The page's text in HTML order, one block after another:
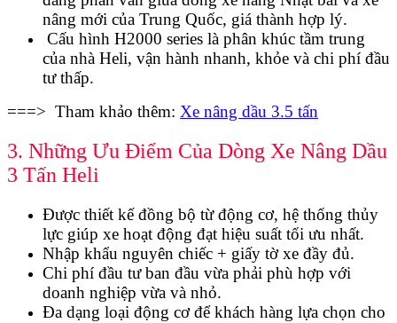
nâng mới của Trung Quốc, giá thành hợp lý.
Cấu hình H2000 series là phân khúc tầm trung
của nhà Heli, vận hành nhanh, khỏe và chi phí đầu
tư thấp.
===> Tham khảo thêm: Xe nâng dầu 3.5 tấn
3. Những Ưu Điểm Của Dòng Xe Nâng Dầu
3 Tấn Heli
Được thiết kế đồng bộ từ động cơ, hệ thống thủy
lực giúp xe hoạt động đạt hiệu suất tối ưu nhất.
Nhập khẩu nguyên chiếc + giấy tờ xe đầy đủ.
Chi phí đầu tư ban đầu vừa phải phù hợp với
doanh nghiệp vừa và nhỏ.
Đa dạng loại động cơ để khách hàng lựa chọn cho